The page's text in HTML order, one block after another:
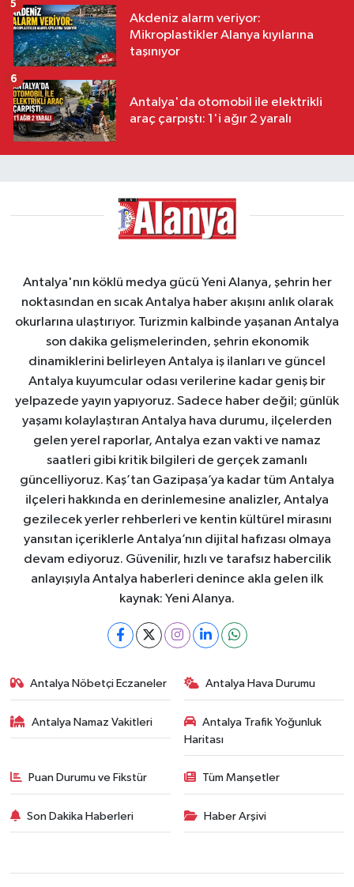
Akdeniz alarm veriyor:
Mikroplastikler Alanya kıyılarına
taşınıyor
5
Antalya'da otomobil ile elektrikli
araç çarpıştı: 1'i ağır 2 yaralı
6
Antalya'nın köklü medya gücü Yeni Alanya, şehrin her
noktasından en sıcak Antalya haber akışını anlık olarak
okurlarına ulaştırıyor. Turizmin kalbinde yaşanan Antalya
son dakika gelişmelerinden, şehrin ekonomik
dinamiklerini belirleyen Antalya iş ilanları ve güncel
Antalya kuyumcular odası verilerine kadar geniş bir
yelpazede yayın yapıyoruz. Sadece haber değil; günlük
yaşamı kolaylaştıran Antalya hava durumu, ilçelerden
gelen yerel raporlar, Antalya ezan vakti ve namaz
saatleri gibi kritik bilgileri de gerçek zamanlı
güncelliyoruz. Kaş’tan Gazipaşa’ya kadar tüm Antalya
ilçeleri hakkında en derinlemesine analizler, Antalya
gezilecek yerler rehberleri ve kentin kültürel mirasını
yansıtan içeriklerle Antalya’nın dijital hafızası olmaya
devam ediyoruz. Güvenilir, hızlı ve tarafsız habercilik
anlayışıyla Antalya haberleri denince akla gelen ilk
kaynak: Yeni Alanya.
Antalya Nöbetçi Eczaneler Antalya Hava Durumu
Antalya Namaz Vakitleri
Antalya Trafik Yoğunluk
Haritası
Puan Durumu ve Fikstür Tüm Manşetler
Son Dakika Haberleri Haber Arşivi